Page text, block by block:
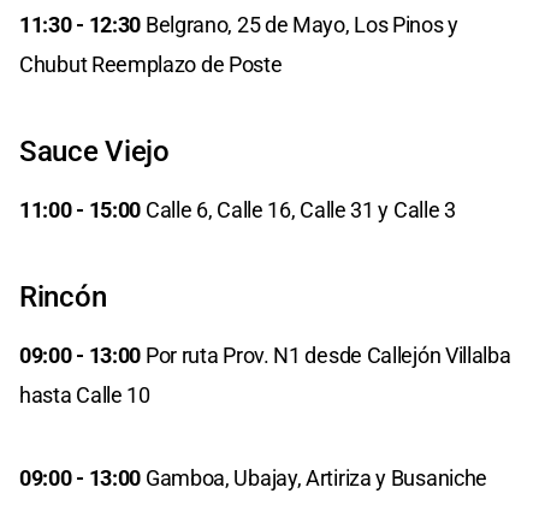
11:30 - 12:30 Belgrano, 25 de Mayo, Los Pinos y
Chubut Reemplazo de Poste
Sauce Viejo
11:00 - 15:00 Calle 6, Calle 16, Calle 31 y Calle 3
Rincón
09:00 - 13:00 Por ruta Prov. N1 desde Callejón Villalba
hasta Calle 10
09:00 - 13:00 Gamboa, Ubajay, Artiriza y Busaniche